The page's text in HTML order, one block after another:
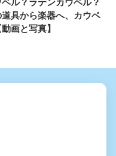
ル？ラテンカウベル？
具から楽器へ、カウベ
画と写真】